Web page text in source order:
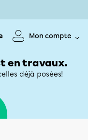
Mon compte
en travaux.
déjà posées!